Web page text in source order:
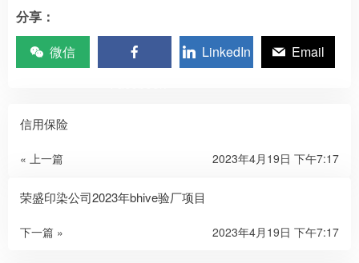
分享：
微信
LinkedIn Email
信用保险
« 上一篇 2023年4月19日 下午7:17
荣盛印染公司2023年bhive验厂项目
下一篇 » 2023年4月19日 下午7:17